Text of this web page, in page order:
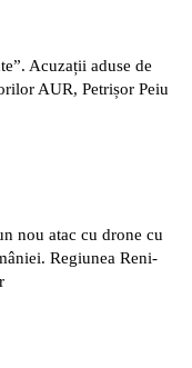
Acuzații aduse de
AUR, Petrișor Peiu
nou atac cu drone cu
Regiunea Reni-